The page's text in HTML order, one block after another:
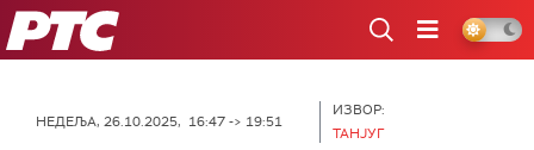
РТС
НЕДЕЉА, 26.10.2025, 16:47 -> 19:51
ИЗВОР:
ТАНЈУГ